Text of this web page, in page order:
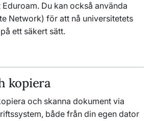
Eduroam. Du kan också använda
Network) för att nå universitetets
ett säkert sätt.
kopiera
och skanna dokument via
både från din egen dator